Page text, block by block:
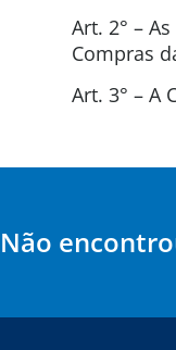
Art. 2° –
Compras
Art. 3° – A
Não